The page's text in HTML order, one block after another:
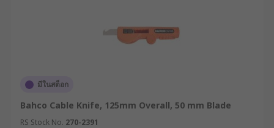
มีในสต็อก
Bahco Cable Knife, 125mm Overall, 50 mm Blade
RS Stock No. 270-2391